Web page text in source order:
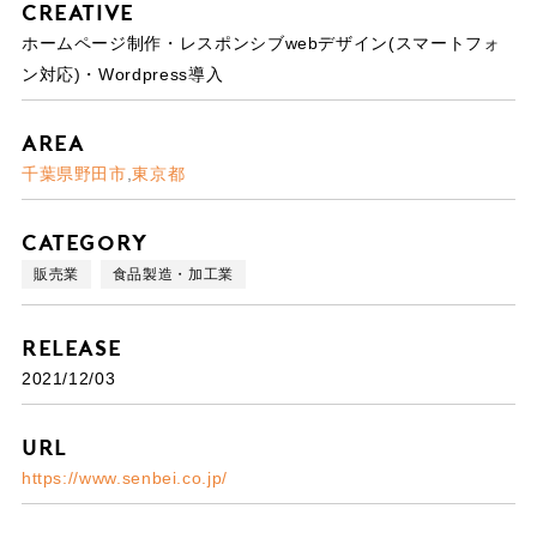
Creative
ホームページ制作・レスポンシブwebデザイン(スマートフォ
ン対応)・Wordpress導入
Area
千葉県野田市 東京都
Category
販売業 食品製造・加工業
Release
2021/12/03
URL
https://www.senbei.co.jp/